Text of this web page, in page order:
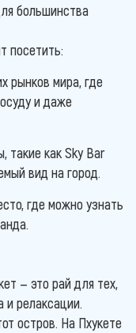
большинства
посетить:
рынков мира, где
и даже
такие как Sky Bar
вид на город.
где можно узнать
— это рай для тех,
и релаксации.
остров. На Пхукете